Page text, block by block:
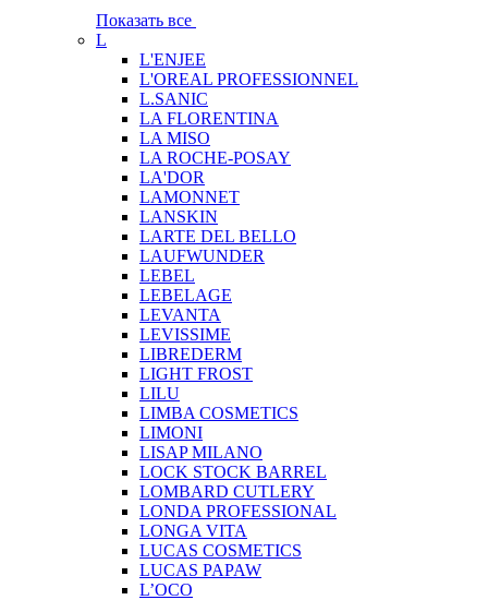
Показать все
L
L'ENJEE
L'OREAL PROFESSIONNEL
L.SANIC
LA FLORENTINA
LA MISO
LA ROCHE-POSAY
LA'DOR
LAMONNET
LANSKIN
LARTE DEL BELLO
LAUFWUNDER
LEBEL
LEBELAGE
LEVANTA
LEVISSIME
LIBREDERM
LIGHT FROST
LILU
LIMBA COSMETICS
LIMONI
LISAP MILANO
LOCK STOCK BARREL
LOMBARD CUTLERY
LONDA PROFESSIONAL
LONGA VITA
LUCAS COSMETICS
LUCAS PAPAW
L’OCO